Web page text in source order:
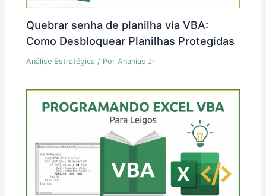
Quebrar senha de planilha via VBA:
Como Desbloquear Planilhas Protegidas
Análise Estratégica / PorAnanias Jr